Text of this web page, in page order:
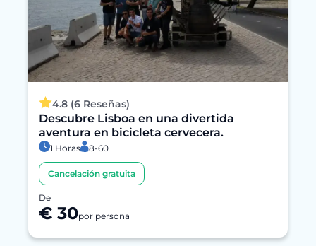
4.8 (6 Reseñas)
Descubre Lisboa en una divertida
aventura en bicicleta cervecera.
1 Horas 8-60
Cancelación gratuita
De
€ 30por persona